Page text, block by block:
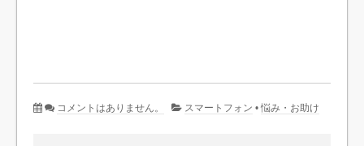
コメントはありません。 スマートフォン •悩み・お助け